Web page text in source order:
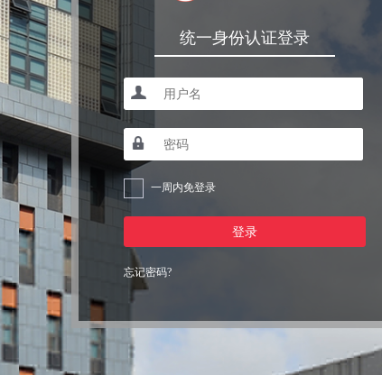
统一身份认证登录
一周内免登录
登录
忘记密码?